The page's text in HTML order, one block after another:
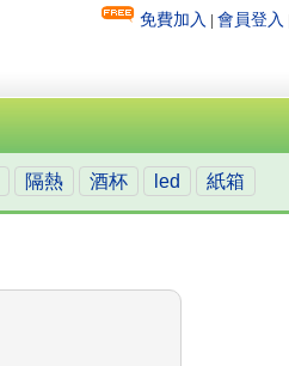
免費加入 |會員登入
隔熱 酒杯 led 紙箱